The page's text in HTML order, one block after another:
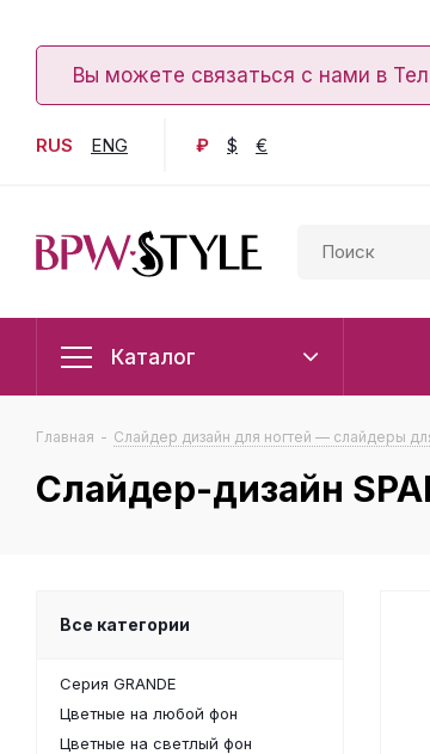
Вы можете связаться с нами в
RUS ENG ₽ $ €
Каталог
Главная - Слайдер дизайн для ногтей — слайдеры
Слайдер-дизайн
Все категории
Серия GRANDE
Цветные на любой фон
Цветные на светлый фон